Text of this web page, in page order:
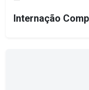
Internação